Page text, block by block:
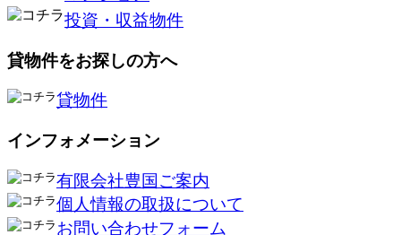
投資・収益物件
貸物件をお探しの方へ
貸物件
インフォメーション
有限会社豊国ご案内
個人情報の取扱について
お問い合わせフォーム